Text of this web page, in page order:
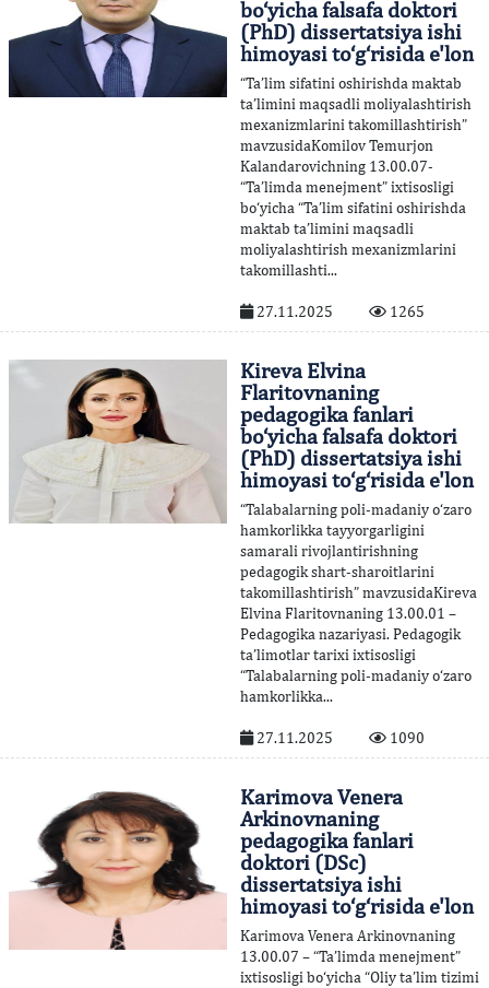
bo‘yicha falsafa doktori
(PhD) dissertatsiya ishi
himoyasi to‘g‘risida e'lon
“Ta’lim sifatini oshirishda maktab
ta’limini maqsadli moliyalashtirish
mexanizmlarini takomillashtirish”
mavzusidaKomilov Temurjon
Kalandarovichning 13.00.07-
“Ta’limda menejment” ixtisosligi
bo‘yicha “Ta’lim sifatini oshirishda
maktab ta’limini maqsadli
moliyalashtirish mexanizmlarini
takomillashti...
27.11.2025 1265
Kireva Elvina
Flaritovnaning
pedagogika fanlari
bo‘yicha falsafa doktori
(PhD) dissertatsiya ishi
himoyasi to‘g‘risida e'lon
“Talabalarning poli-madaniy o‘zaro
hamkorlikka tayyorgarligini
samarali rivojlantirishning
pedagogik shart-sharoitlarini
takomillashtirish” mavzusidaKireva
Elvina Flaritovnaning 13.00.01 –
Pedagogika nazariyasi. Pedagogik
ta’limotlar tarixi ixtisosligi
“Talabalarning poli-madaniy o‘zaro
hamkorlikka...
27.11.2025 1090
Karimova Venera
Arkinovnaning
pedagogika fanlari
doktori (DSc)
dissertatsiya ishi
himoyasi to‘g‘risida e'lon
Karimova Venera Arkinovnaning
13.00.07 – “Ta’limda menejment”
ixtisosligi bo‘yicha “Oliy ta’lim tizimi